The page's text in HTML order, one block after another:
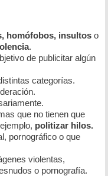
homófobos, insultos o
.
de publicitar algún
categorías.
que no tienen que
politizar hilos.
pornográfico o que
violentas,
o pornografía.